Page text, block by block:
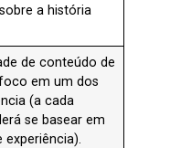
a história
de conteúdo de
em um dos
(a cada
se basear em
experiência).